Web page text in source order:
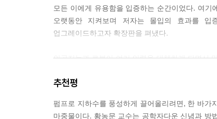
몰입의 효용은 남녀노소를 불문하고 누구나 경험
장 중인 학생들이 몰입을 할 경우 그 교육적 효과
결하는 훈련을 이어가면 창의적 문제해결력을 가
창의적 문제해결력을 키워주는 몰입은 어떤 방식
한 몰입과 강한 몰입을 나누는 중요한 기준이다.
모든 이에게 유용함을 입증하는 순간이었다. 여
오랫동안 지켜보며 저자는 몰입의 효과를 입
업그레이드하고자 확장판을 펴냈다.
인공지능과 로봇이 여러 인력을 대체하게 되면서
대체할 수 없는 인간만의 창조적 사고력을 발휘하
추천평
펌프로 지하수를 풍성하게 끌어올리려면, 한 바
마중물이다. 황농문 교수는 공학자다운 신념과